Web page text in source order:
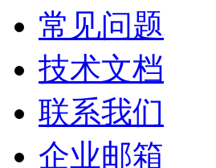
常见问题
技术文档
联系我们
企业邮箱